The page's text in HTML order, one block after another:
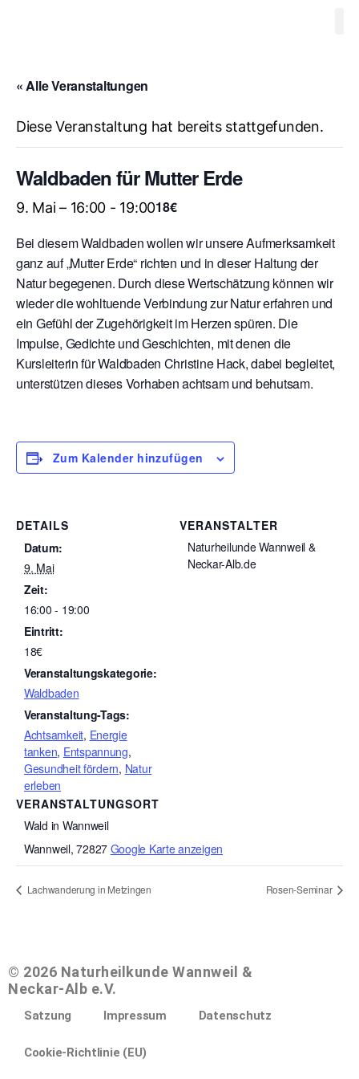
« Alle Veranstaltungen
Diese Veranstaltung hat bereits stattgefunden.
Waldbaden für Mutter Erde
9. Mai – 16:00 - 19:0018€
Bei diesem Waldbaden wollen wir unsere Aufmerksamkeit
ganz auf „Mutter Erde“ richten und in dieser Haltung der
Natur begegenen. Durch diese Wertschätzung können wir
wieder die wohltuende Verbindung zur Natur erfahren und
ein Gefühl der Zugehörigkeit im Herzen spüren. Die
Impulse, Gedichte und Geschichten, mit denen die
Kursleiterin für Waldbaden Christine Hack, dabei begleitet,
unterstützen dieses Vorhaben achtsam und behutsam.
Zum Kalender hinzufügen
DETAILS
Datum:
9. Mai
Zeit:
16:00 - 19:00
Eintritt:
18€
Veranstaltungskategorie:
Waldbaden
Veranstaltung-Tags:
Achtsamkeit, Energie
tanken, Entspannung,
Gesundheit fördern, Natur
erleben
VERANSTALTUNGSORT
Wald in Wannweil
Wannweil, 72827 Google Karte anzeigen
VERANSTALTER
Naturheilunde Wannweil &
Neckar-Alb.de
Lachwanderung in Metzingen Rosen-Seminar
© 2026 Naturheilkunde Wannweil &
Neckar-Alb e.V.
Satzung Impressum Datenschutz
Cookie-Richtlinie (EU)